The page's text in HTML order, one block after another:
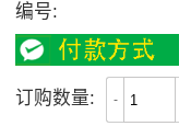
编号:
订购数量: -